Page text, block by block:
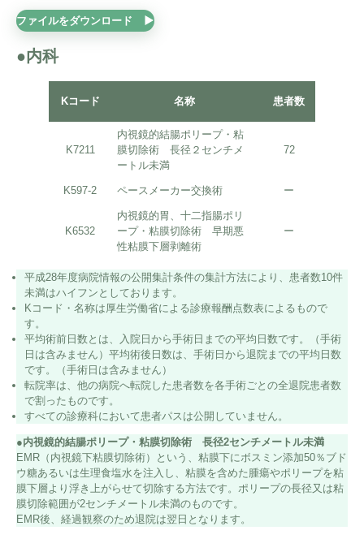
ファイルをダウンロード
●内科
Kコード 名称 患者数
K7211
内視鏡的結腸ポリープ・粘
膜切除術 長径２センチメ
ートル未満
72
K597-2 ペースメーカー交換術 ー
K6532
内視鏡的胃、十二指腸ポリ
ープ・粘膜切除術 早期悪
性粘膜下層剥離術
ー
平成28年度病院情報の公開集計条件の集計方法により、患者数10件
未満はハイフンとしております。
Kコード・名称は厚生労働省による診療報酬点数表によるもので
す。
平均術前日数とは、入院日から手術日までの平均日数です。（手術
日は含みません）平均術後日数は、手術日から退院までの平均日数
です。（手術日は含みません）
転院率は、他の病院へ転院した患者数を各手術ごとの全退院患者数
で割ったものです。
すべての診療科において患者パスは公開していません。
●内視鏡的結腸ポリープ・粘膜切除術 長径2センチメートル未満
EMR（内視鏡下粘膜切除術）という、粘膜下にボスミン添加50％ブド
ウ糖あるいは生理食塩水を注入し、粘膜を含めた腫瘍やポリープを粘
膜下層より浮き上がらせて切除する方法です。ポリープの長径又は粘
膜切除範囲が2センチメートル未満のものです。
EMR後、経過観察のため退院は翌日となります。